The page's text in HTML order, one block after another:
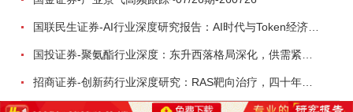
国联民生证券-AI行业深度研究报告：AI时代与Token经济，从技术符号到数字石油-260801
招商证券-创新药行业深度研究：RAS靶向治疗，四十年不可成药的终结，与终结之后的治疗格局演化-260805